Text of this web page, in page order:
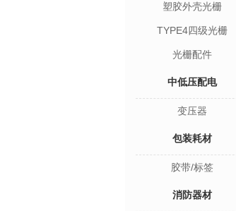
塑胶外壳光栅
TYPE4四级光栅
光栅配件
中低压配电
变压器
包装耗材
胶带/标签
消防器材